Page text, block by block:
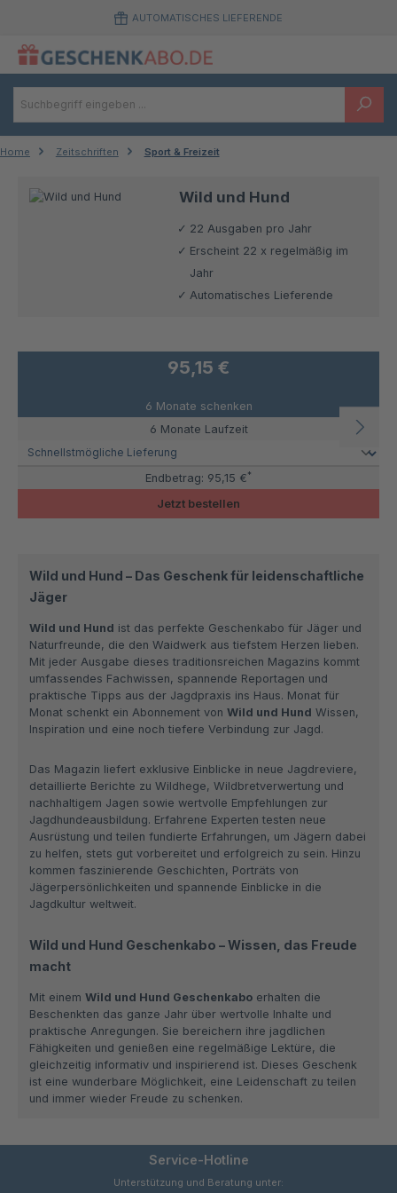
Zum Hauptinhalt springenAUTOMATISCHES LIEFERENDE
Home Zeitschriften Sport & Freizeit
Wild und Hund
22 Ausgaben pro Jahr
Erscheint 22 x regelmäßig im
Jahr
Automatisches Lieferende
95,15 €
6 Monate schenken
6 Monate Laufzeit
Endbetrag: 95,15 €*
Jetzt bestellen
Wild und Hund – Das Geschenk für leidenschaftliche
Jäger
Wild und Hund ist das perfekte Geschenkabo für Jäger und
Naturfreunde, die den Waidwerk aus tiefstem Herzen lieben.
Mit jeder Ausgabe dieses traditionsreichen Magazins kommt
umfassendes Fachwissen, spannende Reportagen und
praktische Tipps aus der Jagdpraxis ins Haus. Monat für
Monat schenkt ein Abonnement von Wild und Hund Wissen,
Inspiration und eine noch tiefere Verbindung zur Jagd.
Das Magazin liefert exklusive Einblicke in neue Jagdreviere,
detaillierte Berichte zu Wildhege, Wildbretverwertung und
nachhaltigem Jagen sowie wertvolle Empfehlungen zur
Jagdhundeausbildung. Erfahrene Experten testen neue
Ausrüstung und teilen fundierte Erfahrungen, um Jägern dabei
zu helfen, stets gut vorbereitet und erfolgreich zu sein. Hinzu
kommen faszinierende Geschichten, Porträts von
Jägerpersönlichkeiten und spannende Einblicke in die
Jagdkultur weltweit.
Wild und Hund Geschenkabo – Wissen, das Freude
macht
Mit einem Wild und Hund Geschenkaboerhalten die
Beschenkten das ganze Jahr über wertvolle Inhalte und
praktische Anregungen. Sie bereichern ihre jagdlichen
Fähigkeiten und genießen eine regelmäßige Lektüre, die
gleichzeitig informativ und inspirierend ist. Dieses Geschenk
ist eine wunderbare Möglichkeit, eine Leidenschaft zu teilen
und immer wieder Freude zu schenken.
Service-Hotline
Unterstützung und Beratung unter: